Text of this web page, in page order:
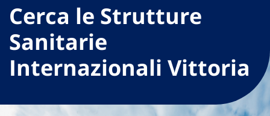
Cerca le Strutture
Sanitarie
Internazionali Vittoria